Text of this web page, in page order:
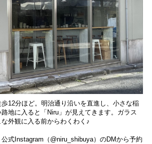
12分ほど。明治通り沿いを直進し、小さな稲
地に入ると「Niru」が見えてきます。ガラス
外観に入る前からわくわく♪
式Instagram（@niru_shibuya）のDMから予約